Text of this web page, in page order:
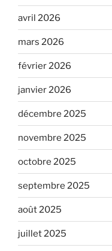
avril 2026
mars 2026
février 2026
janvier 2026
décembre 2025
novembre 2025
octobre 2025
septembre 2025
août 2025
juillet 2025